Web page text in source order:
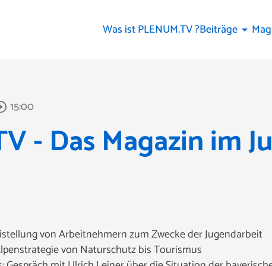
Was ist PLENUM.TV ?Beiträge arrow_drop_down
15:00
- Das Magazin im
von Arbeitnehmern zum Zwecke der Jugendarbeit
von Naturschutz bis Tourismus